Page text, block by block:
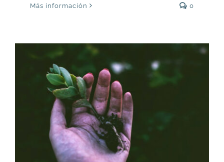
Más información 0